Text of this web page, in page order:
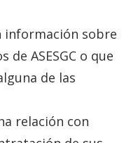
información sobre
ASESGC o que
de las
relación con